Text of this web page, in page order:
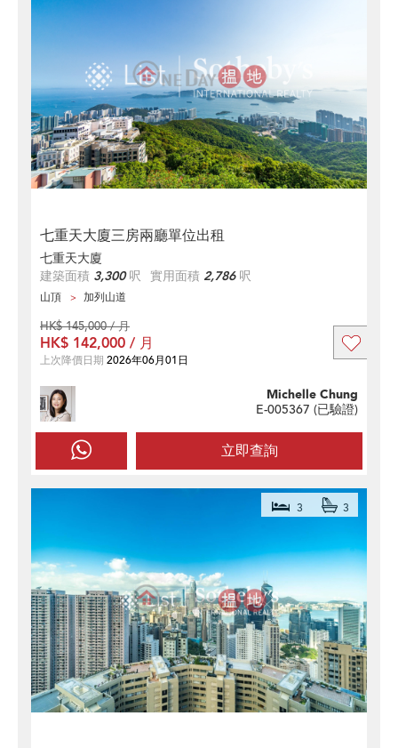
七重天大廈三房兩廳單位出租
七重天大廈
建築面積 3,300呎 實用面積 2,786呎
山頂 加列山道
立即查詢
Michelle Chung
E-005367 (已驗證)
HK$ 145,000 / 月
HK$ 142,000 / 月
上次降價日期 2026年06月01日
3 3